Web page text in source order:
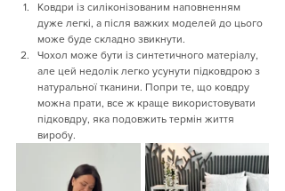
Ковдри із силіконізованим наповненням
дуже легкі, а після важких моделей до цього
може буде складно звикнути.
Чохол може бути із синтетичного матеріалу,
але цей недолік легко усунути підковдрою з
натуральної тканини. Попри те, що ковдру
можна прати, все ж краще використовувати
підковдру, яка подовжить термін життя
виробу.